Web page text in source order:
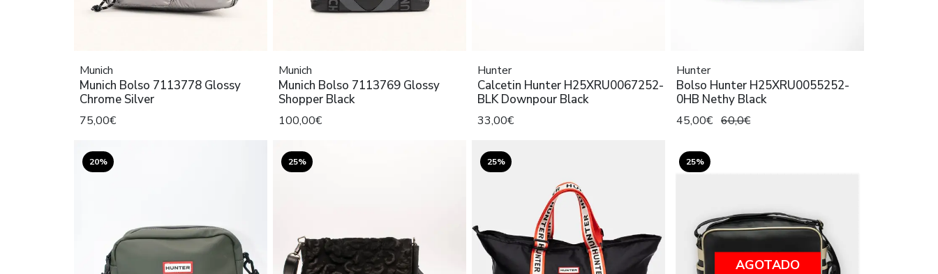
Munich
Munich Bolso 7113778 Glossy
Chrome Silver
75,00€
Munich
Munich Bolso 7113769 Glossy
Shopper Black
100,00€
Hunter
Calcetin Hunter H25XRU0067252-
BLK Downpour Black
33,00€
Hunter
Bolso Hunter H25XRU0055252-
0HB Nethy Black
45,00€ 60,0€
20% 25% 25% 25%
AGOTADO